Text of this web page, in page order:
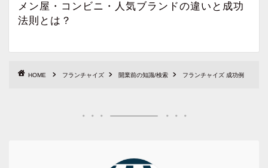
メン屋・コンビニ・人気ブランドの違いと成功
法則とは？
HOME フランチャイズ 開業前の知識/検索 フランチャイズ 成功例